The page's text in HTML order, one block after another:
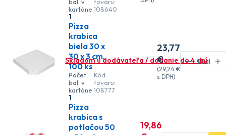
kartóne:
1
108640
Pizza
krabica
biela 30 x
30 x 3 cm,
100 ks
Počet
bal. v
kartóne:
1
Kód
tovaru:
108777
Skladom u dodávateľa / dodanie do 4 dní
23,77
€
(29,24 €
s DPH)
Pizza
krabica s
potlačou 50
19,86